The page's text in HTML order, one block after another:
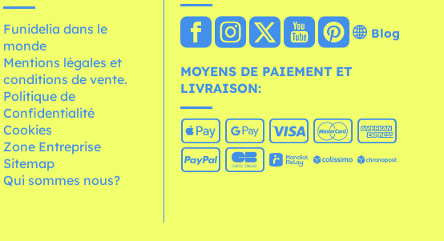
Funidelia dans le
monde
Mentions légales et
conditions de vente.
Politique de
Confidentialité
Cookies
Zone Entreprise
Sitemap
Qui sommes nous?
Blog
MOYENS DE PAIEMENT ET
LIVRAISON: